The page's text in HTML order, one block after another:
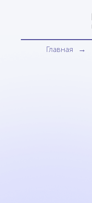
Главная →